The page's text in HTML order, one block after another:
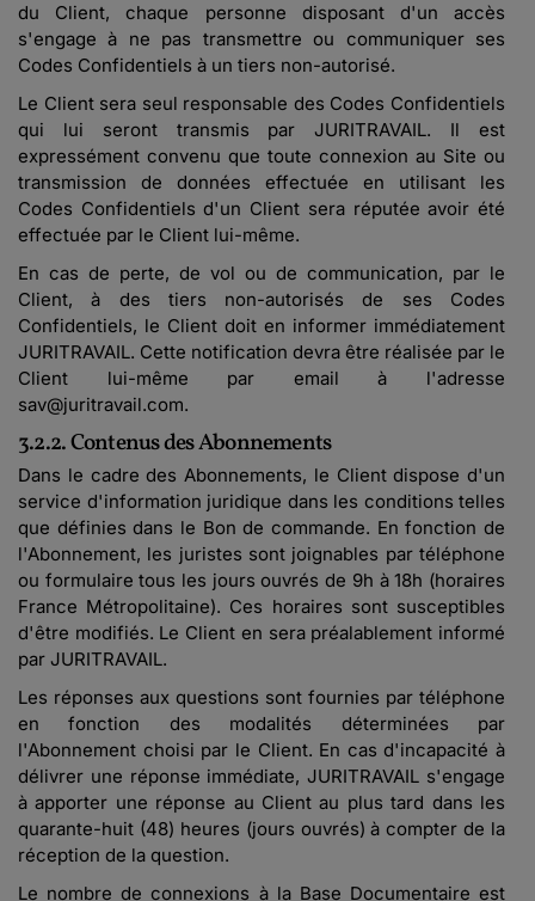
du Client, chaque personne disposant d'un accès
s'engage à ne pas transmettre ou communiquer ses
Codes Confidentiels à un tiers non-autorisé.
Le Client sera seul responsable des Codes Confidentiels
qui lui seront transmis par JURITRAVAIL. Il est
expressément convenu que toute connexion au Site ou
transmission de données effectuée en utilisant les
Codes Confidentiels d'un Client sera réputée avoir été
effectuée par le Client lui-même.
En cas de perte, de vol ou de communication, par le
Client, à des tiers non-autorisés de ses Codes
Confidentiels, le Client doit en informer immédiatement
JURITRAVAIL. Cette notification devra être réalisée par le
Client lui-même par email à l'adresse
sav@juritravail.com.
3.2.2. Contenus des Abonnements
Dans le cadre des Abonnements, le Client dispose d'un
service d'information juridique dans les conditions telles
que définies dans le Bon de commande. En fonction de
l'Abonnement, les juristes sont joignables par téléphone
ou formulaire tous les jours ouvrés de 9h à 18h (horaires
France Métropolitaine). Ces horaires sont susceptibles
d'être modifiés. Le Client en sera préalablement informé
par JURITRAVAIL.
Les réponses aux questions sont fournies par téléphone
en fonction des modalités déterminées par
l'Abonnement choisi par le Client. En cas d'incapacité à
délivrer une réponse immédiate, JURITRAVAIL s'engage
à apporter une réponse au Client au plus tard dans les
quarante-huit (48) heures (jours ouvrés) à compter de la
réception de la question.
Le nombre de connexions à la Base Documentaire est